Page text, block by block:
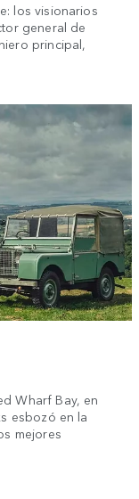
los visionarios
general de
principal,
Wharf Bay, en
esbozó en la
mejores